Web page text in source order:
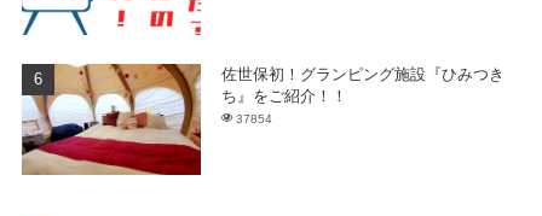
佐世保初！グランピング施設『ひみつき
ち』をご紹介！！
37854